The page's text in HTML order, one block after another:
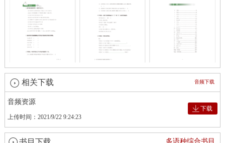
相关下载 音频下载
音频资源
上传时间：2021/9/22 9:24:23
下载
多语种综合书目